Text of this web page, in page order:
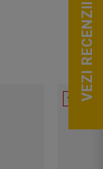
% SALE
VEZI RECENZII